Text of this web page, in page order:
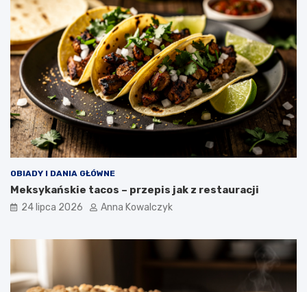
OBIADY I DANIA GŁÓWNE
Meksykańskie tacos – przepis jak z restauracji
24 lipca 2026 Anna Kowalczyk